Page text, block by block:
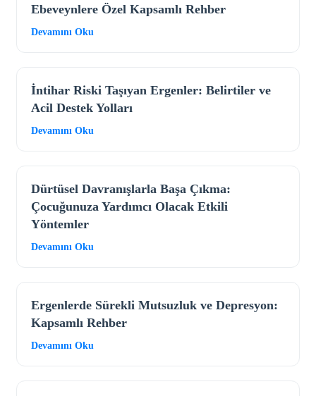
Ebeveynlere Özel Kapsamlı Rehber
Devamını Oku
İntihar Riski Taşıyan Ergenler: Belirtiler ve
Acil Destek Yolları
Devamını Oku
Dürtüsel Davranışlarla Başa Çıkma:
Çocuğunuza Yardımcı Olacak Etkili
Yöntemler
Devamını Oku
Ergenlerde Sürekli Mutsuzluk ve Depresyon:
Kapsamlı Rehber
Devamını Oku